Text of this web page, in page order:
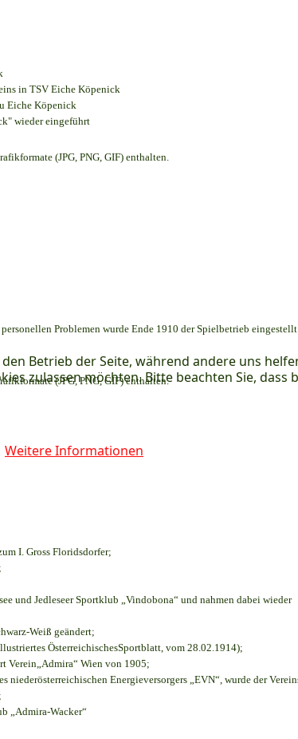
Betrieb der Seite, während andere uns
zulassen möchten. Bitte beachten Sie,
Weitere Informationen
in TSV Eiche Köpenick
Eiche Köpenick
wieder eingeführt
(JPG, PNG, GIF) enthalten.
Problemen wurde Ende 1910 der Spielbetrieb
(JPG, PNG, GIF) enthalten.
I. Gross Floridsdorfer;
und Jedleseer Sportklub „Vindobona“ und nahmen dabei wieder
Weiß geändert;
ÖsterreichischesSportblatt, vom 28.02.1914);
Verein„Admira“ Wien von 1905;
niederösterreichischen Energieversorgers „EVN“, wurde der
„Admira-Wacker“